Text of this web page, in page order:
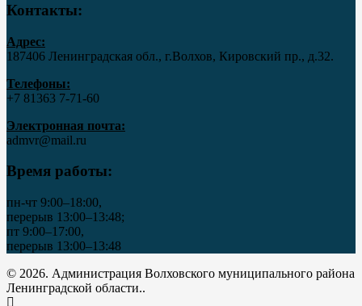
Контакты:
Адрес:
187406 Ленинградская обл., г.Волхов, Кировский пр., д.32.
Телефоны:
+7 81363 7‑71-60
Электронная почта:
admvr@mail.ru
Время работы:
пн-чт 9:00–18:00,
перерыв 13:00–13:48;
пт 9:00–17:00,
перерыв 13:00–13:48
© 2026. Администрация Волховского муниципального района
Ленинградской области..